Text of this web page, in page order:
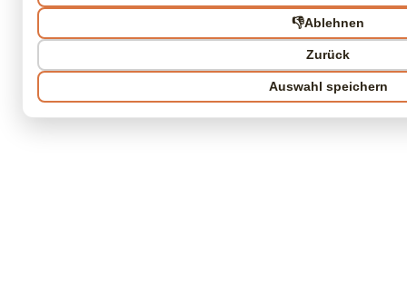
👎Ablehnen
Zurück
Auswahl speichern